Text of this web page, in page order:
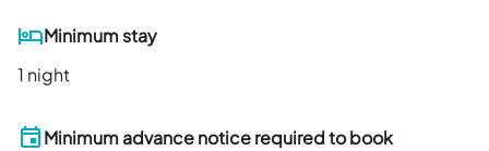
Minimum stay
1 night
Minimum advance notice required to book